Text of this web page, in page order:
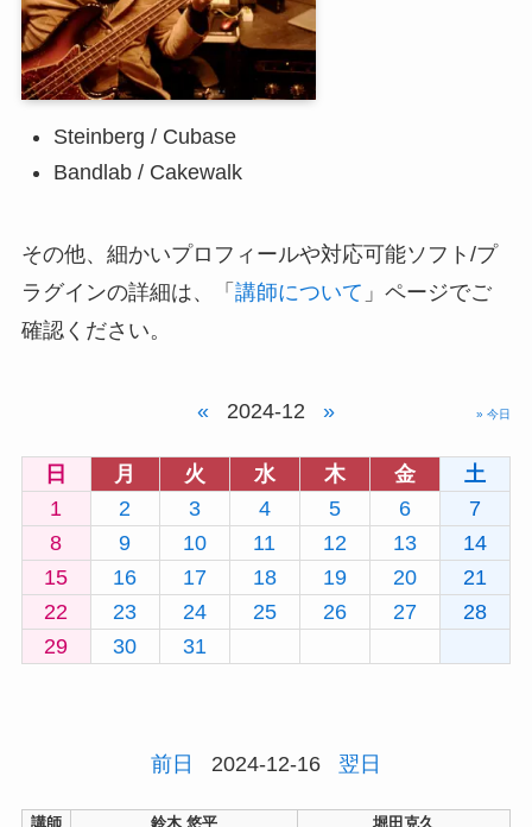
Steinberg / Cubase
Bandlab / Cakewalk
その他、細かいプロフィールや対応可能ソフト/プ
ラグインの詳細は、「 講師について 」ページでご
確認ください。
« 2024-12 » » 今日
日 月 火 水 木 金
土
1
2 3 4 5 6
7
8
9 10 11 12 13
14
15
16 17 18 19 20
21
22
23 24 25 26 27
28
29
30 31
前日 2024-12-16 翌日
講師 鈴木 悠平
堀田克久